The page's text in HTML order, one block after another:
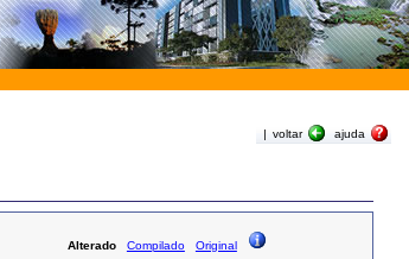
| voltar ajuda
Alterado Compilado Original